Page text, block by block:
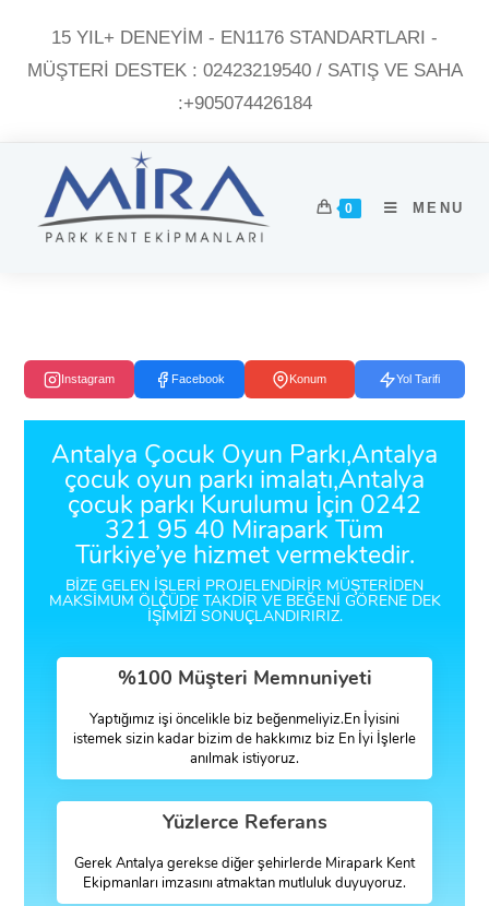
15 YIL+ DENEYİM - EN1176 STANDARTLARI -
MÜŞTERI DESTEK : 02423219540 / SATIŞ VE SAHA
:+905074426184
0 MENU
Instagram Facebook Konum Yol Tarifi
Antalya Çocuk Oyun Parkı,Antalya
çocuk oyun parkı imalatı,Antalya
çocuk parkı Kurulumu İçin 0242
321 95 40 Mirapark Tüm
Türkiye’ye hizmet vermektedir.
BIZE GELEN IŞLERI PROJELENDIRIR MÜŞTERIDEN
MAKSIMUM ÖLÇÜDE TAKDIR VE BEĞENI GÖRENE DEK
IŞIMIZI SONUÇLANDIRIRIZ.
%100 Müşteri Memnuniyeti
Yaptığımız işi öncelikle biz beğenmeliyiz.En İyisini
istemek sizin kadar bizim de hakkımız biz En İyi İşlerle
anılmak istiyoruz.
Yüzlerce Referans
Gerek Antalya gerekse diğer şehirlerde Mirapark Kent
Ekipmanları imzasını atmaktan mutluluk duyuyoruz.